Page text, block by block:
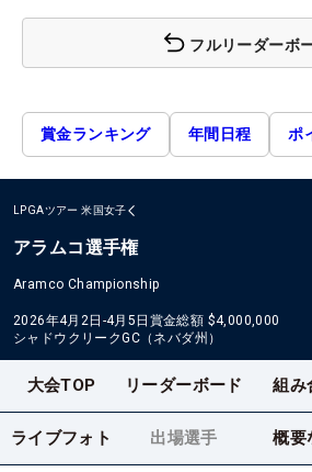
フルリーダーボ
賞金ランキング 年間日程 ポ
LPGAツアー 米国女子
アラムコ選手権
Aramco Championship
2026年4月2日-4月5日 賞金総額 $4,000,000
シャドウクリークGC（ネバダ州）
大会TOP リーダーボード 組み
ライブフォト 出場選手 概要